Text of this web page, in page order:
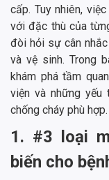
cấp. Tuy nhiên,
với đặc thù của
đòi hỏi sự cân
và vệ sinh. Trong
khám phá tầm
viện và những
chống cháy phù hợp.
1. #3 loại
biến cho